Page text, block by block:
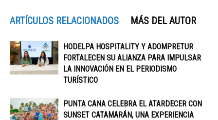
ARTÍCULOS RELACIONADOS MÁS DEL AUTOR
HODELPA HOSPITALITY Y ADOMPRETUR
FORTALECEN SU ALIANZA PARA IMPULSAR
LA INNOVACIÓN EN EL PERIODISMO
TURÍSTICO
PUNTA CANA CELEBRA EL ATARDECER CON
SUNSET CATAMARÁN, UNA EXPERIENCIA